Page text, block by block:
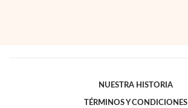
NUESTRA HISTORIA
TÉRMINOS Y CONDICIONES